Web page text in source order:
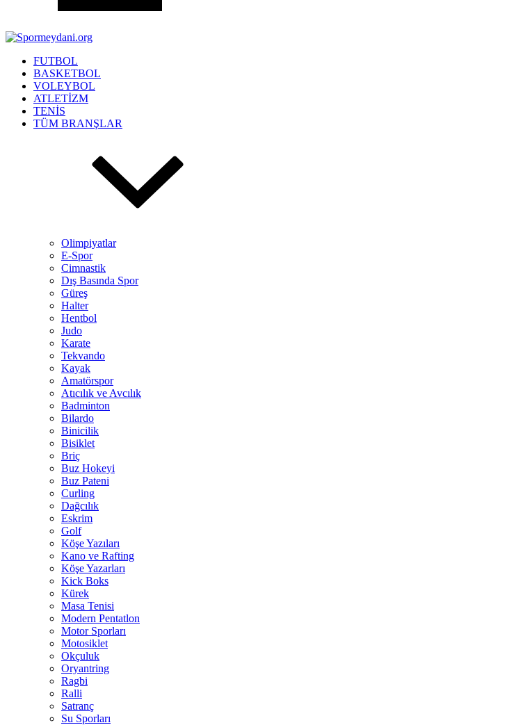
FUTBOL
BASKETBOL
VOLEYBOL
ATLETİZM
TENİS
TÜM BRANŞLAR
Olimpiyatlar
E-Spor
Cimnastik
Dış Basında Spor
Güreş
Halter
Hentbol
Judo
Karate
Tekvando
Kayak
Amatörspor
Atıcılık ve Avcılık
Badminton
Bilardo
Binicilik
Bisiklet
Briç
Buz Hokeyi
Buz Pateni
Curling
Dağcılık
Eskrim
Golf
Köşe Yazıları
Kano ve Rafting
Köşe Yazarları
Kick Boks
Kürek
Masa Tenisi
Modern Pentatlon
Motor Sporları
Motosiklet
Okçuluk
Oryantring
Ragbi
Ralli
Satranç
Su Sporları